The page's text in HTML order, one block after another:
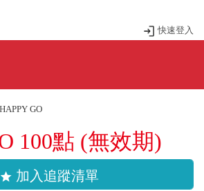
快速登入
HAPPY GO
100點 (無效期)
star 加入追蹤清單